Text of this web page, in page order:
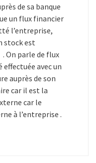
de sa banque
un flux financier
l’entreprise,
stock est
On parle de flux
avec un
auprès de son
car il est la
car le
à l’entreprise .